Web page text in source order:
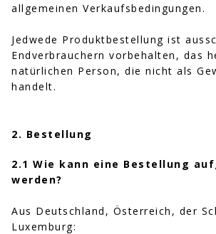
allgemeinen Verkaufsbedingungen.
Jedwede Produktbestellung ist
Endverbrauchern vorbehalten, das
natürlichen Person, die nicht als
handelt.
2. Bestellung
2.1 Wie kann eine Bestellung
werden?
Aus Deutschland, Österreich, der
Luxemburg: